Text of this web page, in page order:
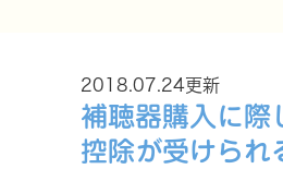
2018.07.24更新
補聴器購入に際
控除が受けられ